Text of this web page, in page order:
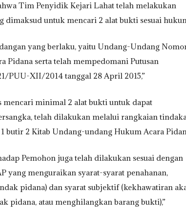
Tim Penyidik Kejari Lahat telah melakukan
dimaksud untuk mencari 2 alat bukti sesuai
yang berlaku, yaitu Undang-Undang
Pidana serta telah mempedomani Putusan
PUU-XII/2014 tanggal 28 April 2015,”
mencari minimal 2 alat bukti untuk dapat
telah dilakukan melalui rangkaian
butir 2 Kitab Undang-undang Hukum Acara
Pemohon juga telah dilakukan sesuai dengan
yang menguraikan syarat-syarat penahanan,
pidana) dan syarat subjektif (kekhawatiran
pidana, atau menghilangkan barang bukti),”